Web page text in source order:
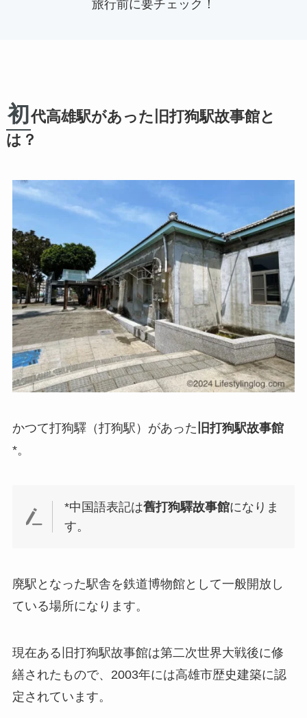
旅行前に要チェック！
初 代高雄駅があった旧打狗駅故事館と
は？
かつて打狗驛（打狗駅）があった 旧打狗駅故事館
*。
*中国語表記は舊打狗驛故事館になりま
す。
廃駅となった駅舎を鉄道博物館として一般開放し
ている場所になります。
現在ある旧打狗駅故事館は第二次世界大戦後に修
繕されたもので、2003年には高雄市歴史建築に認
定 されています。